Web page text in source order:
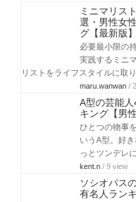
ミニマリス
選・男性女
グ【最新版】
必要最小限の
実践するミニ
リストをライフスタイルに取
maru.wanwan /
A型の芸能
キング【男
ひとつの物事
いうA型。好
っとツンデレ
kent.n / 9 view
ソシオパス
有名人ラン